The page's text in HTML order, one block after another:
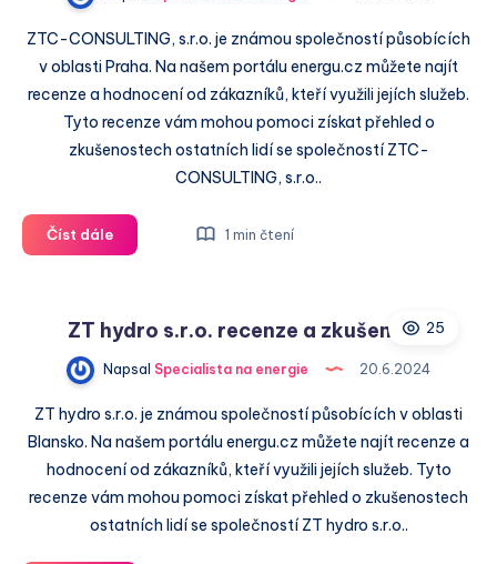
zkušenosti
ZTC-CONSULTING, s.r.o. je známou společností působících
v oblasti Praha. Na našem portálu energu.cz můžete najít
recenze a hodnocení od zákazníků, kteří využili jejích služeb.
Tyto recenze vám mohou pomoci získat přehled o
zkušenostech ostatních lidí se společností ZTC-
CONSULTING, s.r.o..
Číst dáleZTC-
CONSULTING,
a
zkušenosti
1 min čtení
25
ZT hydro s.r.o. recenze a zkušenosti
Napsal Specialista na energie 20.6.2024
ZT hydro s.r.o. je známou společností působících v oblasti
Blansko. Na našem portálu energu.cz můžete najít recenze a
hodnocení od zákazníků, kteří využili jejích služeb. Tyto
recenze vám mohou pomoci získat přehled o zkušenostech
ostatních lidí se společností ZT hydro s.r.o..